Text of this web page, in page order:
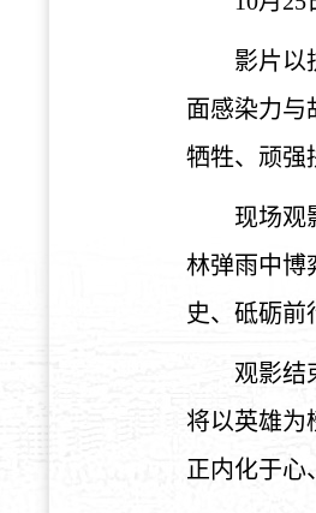
影片以
面感染力与
牺牲、顽强
现场观
林弹雨中博
史、砥砺前
观影结
将以英雄为
正内化于心